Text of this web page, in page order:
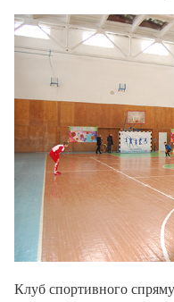
Клуб спортивного